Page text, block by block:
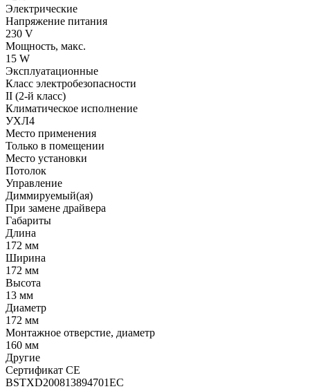
Электрические
Напряжение питания
230 V
Мощность, макс.
15 W
Эксплуатационные
Класс электробезопасности
II (2-й класс)
Климатическое исполнение
УХЛ4
Место применения
Только в помещении
Место установки
Потолок
Управление
Диммируемый(ая)
При замене драйвера
Габариты
Длина
172 мм
Ширина
172 мм
Высота
13 мм
Диаметр
172 мм
Монтажное отверстие, диаметр
160 мм
Другие
Сертификат CE
BSTXD200813894701EC